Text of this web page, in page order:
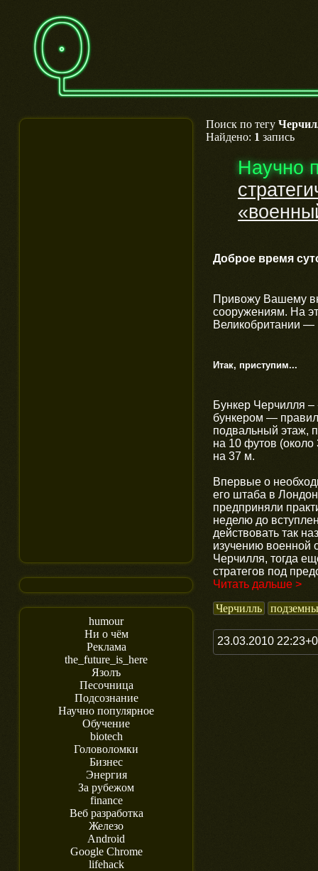
humour
Ни о чём
Реклама
the_future_is_here
Язолъ
Песочница
Подсознание
Научно популярное
Обучение
biotech
Головоломки
Бизнес
Энергия
За рубежом
finance
Веб разработка
Железо
Android
Google Chrome
lifehack
Поиск по тегу
Найдено: 1 запись
Научно
Доброе время
Привожу Вашему
сооружениям. На
Великобритании —
Итак, приступим...
Бункер Черчилля –
бункером —
подвальный этаж,
на 10 футов
на 37 м.
Впервые о
его штаба в
предприняли
неделю до
действовать так
изучению военной
Черчилля, тогда
стратегов под
Читать дальше >
Черчилль
23.03.2010